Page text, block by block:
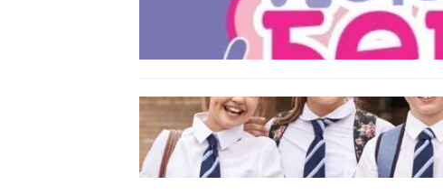
Инвитро подкрепата под
въпрос? „Искам бебе“ се обяви
срещу прехвърлянето на
Центъра към НЗОК
ИКОНОМИКА
Колко ще струват училищните
униформи във Варна тази